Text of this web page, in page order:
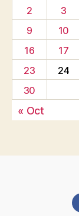
2
3
9
10
16
17
23
24
30
« Oct